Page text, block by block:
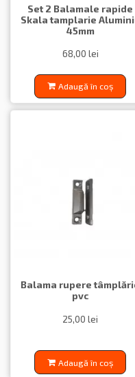
Set 2 Balamale rapide
Skala tamplarie
45mm
68,00 lei
Adaugă în coș
Balama rupere
pvc
25,00 lei
Adaugă în coș